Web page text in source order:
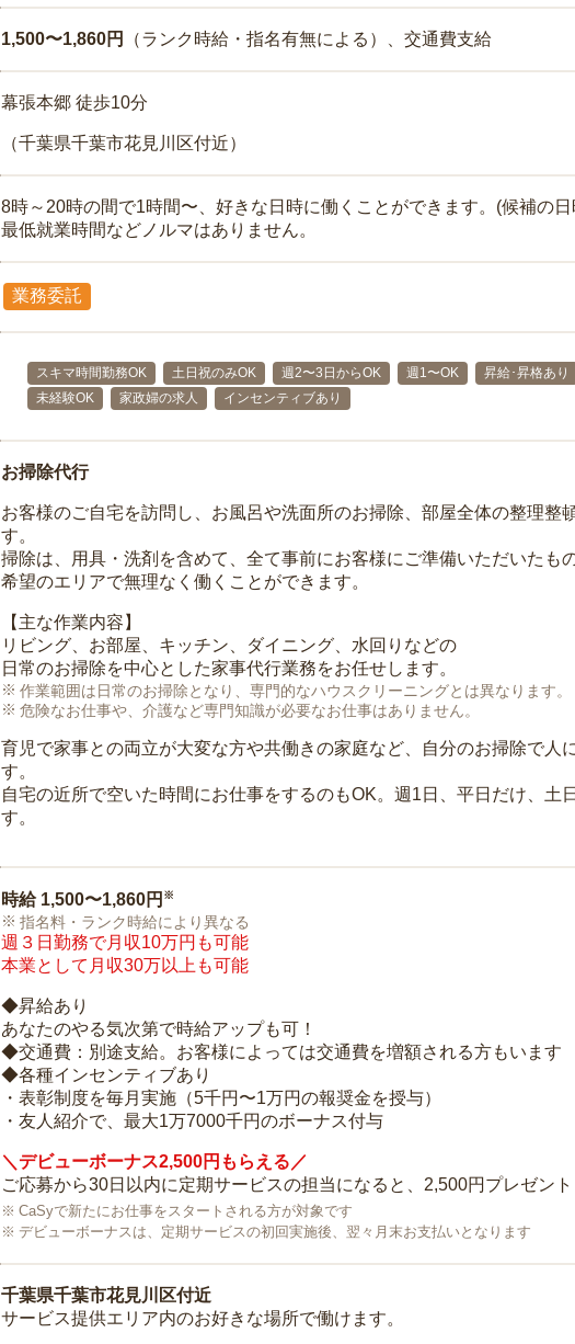
1,500〜1,860円 （ランク時給・指名有無による）、交通費支給
幕張本郷 徒歩10分
（千葉県千葉市花見川区付近）
8時～20時の間で1時間〜、好きな日時に働くことができます。(候補の
最低就業時間などノルマはありません。
業務委託
スキマ時間勤務OK 土日祝のみOK 週2〜3日からOK 週1〜OK 昇給･昇格あり
未経験OK
家政婦の求人 インセンティブあり
お掃除代行
お客様のご自宅を訪問し、お風呂や洗面所のお掃除、部屋全体の整理整
す。
掃除は、用具・洗剤を含めて、全て事前にお客様にご準備いただいたも
希望のエリアで無理なく働くことができます。
【主な作業内容】
リビング、お部屋、キッチン、ダイニング、水回りなどの
日常のお掃除を中心とした家事代行業務をお任せします。
作業範囲は日常のお掃除となり、専門的なハウスクリーニングとは異なります。
危険なお仕事や、介護など専門知識が必要なお仕事はありません。
育児で家事との両立が大変な方や共働きの家庭など、自分のお掃除で人
す。
自宅の近所で空いた時間にお仕事をするのもOK。週1日、平日だけ、土
す。
時給 1,500〜1,860円 ※
指名料・ランク時給により異なる
週３日勤務で月収10万円も可能
本業として月収30万以上も可能
◆昇給あり
あなたのやる気次第で時給アップも可！
◆交通費：別途支給。お客様によっては交通費を増額される方もいます
◆各種インセンティブあり
・表彰制度を毎月実施（5千円〜1万円の報奨金を授与）
・友人紹介で、最大1万7000千円のボーナス付与
＼デビューボーナス2,500円もらえる／
ご応募から30日以内に定期サービスの担当になると、2,500円プレゼント
CaSyで新たにお仕事をスタートされる方が対象です
デビューボーナスは、定期サービスの初回実施後、翌々月末お支払いとなります
千葉県千葉市花見川区付近
サービス提供エリア内のお好きな場所で働けます。